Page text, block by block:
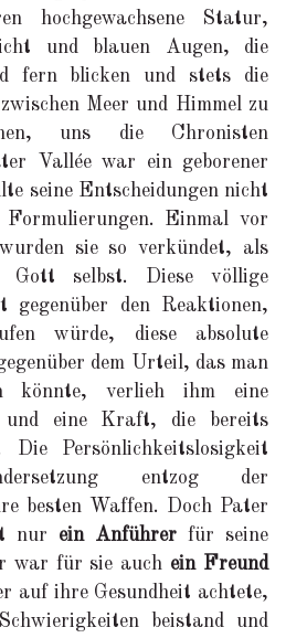
hochgewachsene Statur,
und blauen Augen, die
fern blicken und stets die
Meer und Himmel zu
uns die Chronisten
Vallée war ein geborener
seine Entscheidungen nicht
Formulierungen. Einmal vor
sie so verkündet, als
Gott selbst. Diese völlige
gegenüber den Reaktionen,
würde, diese absolute
dem Urteil, das man
könnte, verlieh ihm eine
und eine Kraft, die bereits
Die Persönlichkeitslosigkeit
entzog der
besten Waffen. Doch Pater
nur ein Anführer für seine
war für sie auch ein Freund
auf ihre Gesundheit achtete,
beistand und